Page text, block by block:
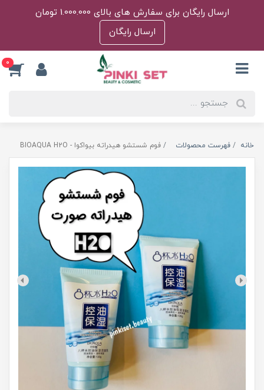
ارسال رایگان برای سفارش های بالای 1.000.000 تومان
ارسال رایگان
0
خانه فهرست محصولات فوم شستشو هیدراته بیواکوا - BIOAQUA H2O